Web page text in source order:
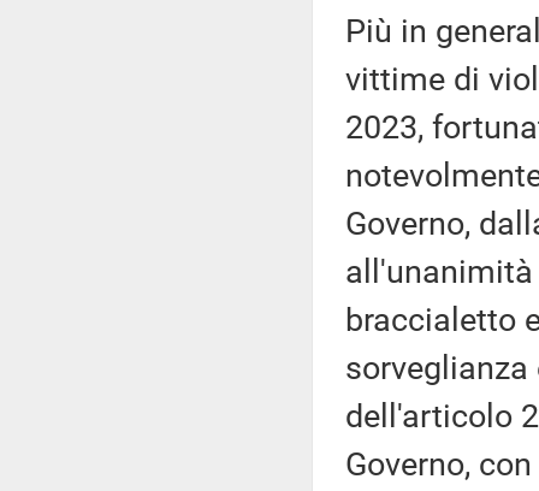
Più in
vittime di
2023,
Governo,
braccialetto
dell'articolo
Governo,